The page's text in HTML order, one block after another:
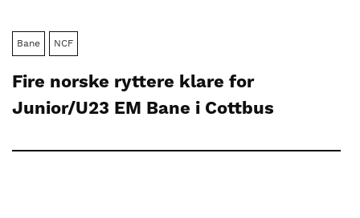
Bane NCF
Fire norske ryttere klare for
Junior/U23 EM Bane i Cottbus